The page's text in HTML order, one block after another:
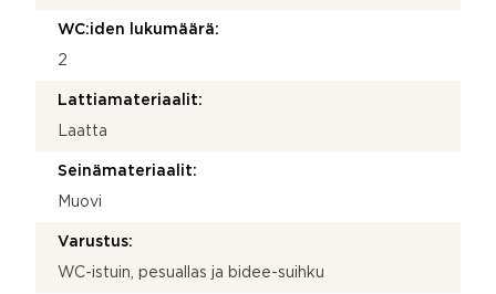
WC:iden lukumäärä:
2
Lattiamateriaalit:
Laatta
Seinämateriaalit:
Muovi
Varustus:
WC-istuin, pesuallas ja bidee-suihku